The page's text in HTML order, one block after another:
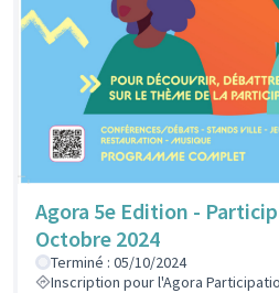
Agora 5e Edition -
Octobre 2024
Terminé : 05/10/2024
Inscription pour l'Agora